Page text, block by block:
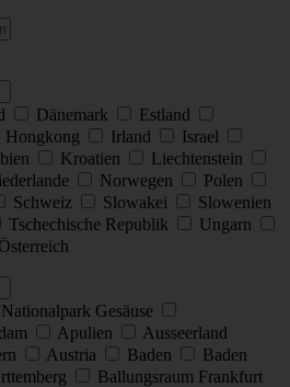
Dänemark
Estland
Hongkong Irland
Israel
Kroatien
Liechtenstein
Norwegen
Polen
Schweiz Slowakei
Slowenien
Tschechische Republik
Ungarn
Österreich
Gesäuse
Apulien
Ausseerland
Austria Baden
Baden
Ballungsraum Frankfurt